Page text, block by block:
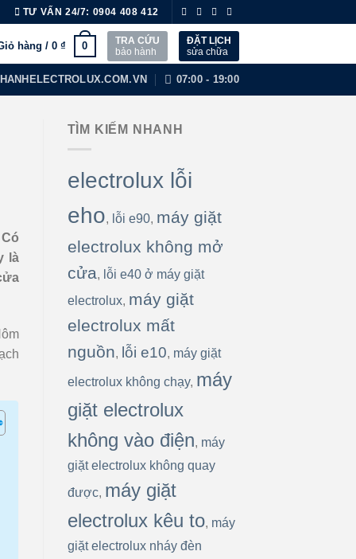
TƯ VẤN 24/7: 0904 408 412
hàng / 0 ₫ 0
TRA CỨU
bảo hành
ĐẶT LỊCH
sửa chữa
07:00 - 19:00
là
TÌM KIẾM NHANH
electrolux lỗi
eho, lỗi e90, máy giặt
electrolux không mở
cửa, lỗi e40 ở máy giặt
electrolux, máy giặt
electrolux mất
nguồn, lỗi e10, máy giặt
electrolux không chạy, máy
giặt electrolux
không vào điện, máy
giặt electrolux không quay
được, máy giặt
electrolux kêu to, máy
giặt electrolux nháy đèn